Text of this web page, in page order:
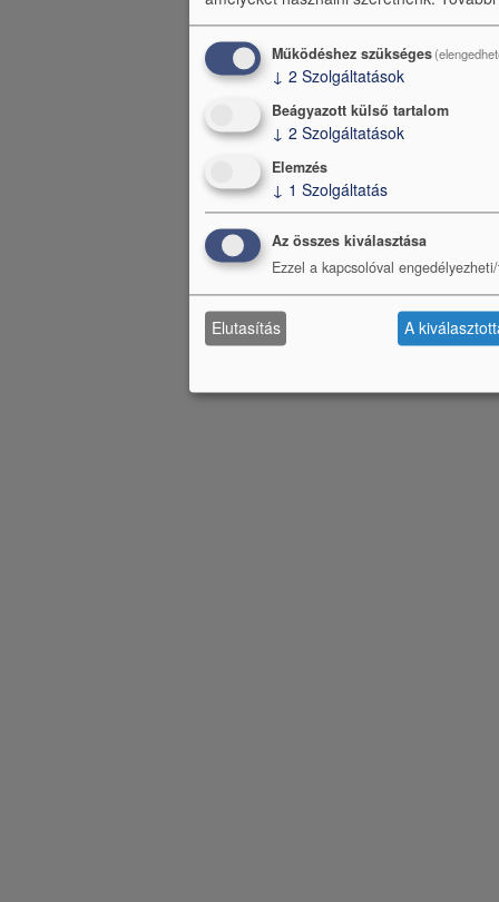
Működéshez szükséges
↓ 2 Szolgáltatások
Beágyazott külső tartalom
↓ 2 Szolgáltatások
Elemzés
↓ 1 Szolgáltatás
Az összes kiválasztása
Ezzel a kapcsolóval
Elutasítás A